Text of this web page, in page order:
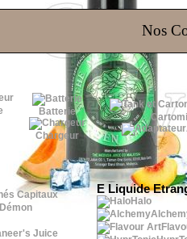
Nos
Batterie
Chargeur
Capitaux
Juice
E Liquide
Halo